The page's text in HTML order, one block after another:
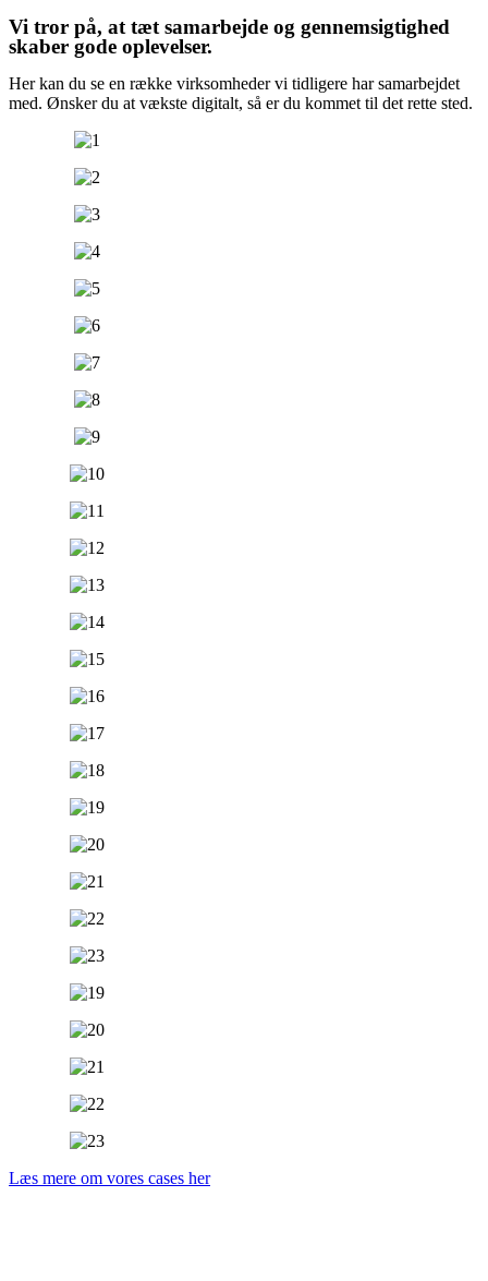
Vi tror på, at tæt samarbejde og gennemsigtighed
skaber gode oplevelser.
Her kan du se en række virksomheder vi tidligere har samarbejdet
med. Ønsker du at vækste digitalt, så er du kommet til det rette sted.
Læs mere om vores cases her